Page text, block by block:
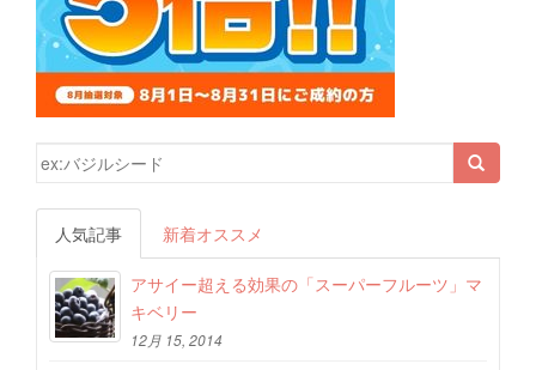
検索結果:
人気記事 新着オススメ
アサイー超える効果の「スーパーフルーツ」マ
キベリー
12月 15, 2014